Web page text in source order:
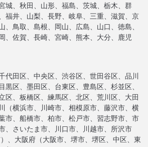
城、秋田、山形、福島、茨城、栃木、群
福井、山梨、長野、岐阜、三重、滋賀、京
、鳥取、島根、岡山、広島、山口、徳島、
、佐賀、長崎、宮崎、熊本、大分、鹿児
代田区、中央区、渋谷区、世田谷区、品川
黒区、墨田区、台東区、豊島区、杉並区、
区、板橋区、練馬区、北区、荒川区、大田
（横浜市、川崎市、相模原市、藤沢市、横
市、船橋市、柏市、松戸市、習志野市、市
、さいたま市、川口市、川越市、所沢市
、大阪府（大阪市、堺市、堺区、中区、東